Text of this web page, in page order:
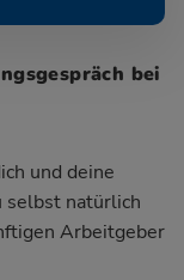
bei
und deine
selbst natürlich
Arbeitgeber